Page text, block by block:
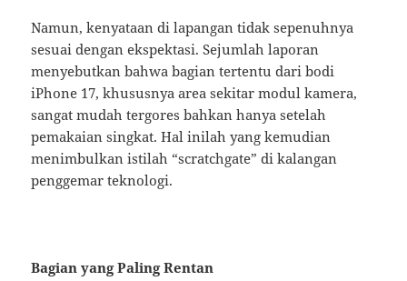
Namun, kenyataan di lapangan tidak sepenuhnya
sesuai dengan ekspektasi. Sejumlah laporan
menyebutkan bahwa bagian tertentu dari bodi
iPhone 17, khususnya area sekitar modul kamera,
sangat mudah tergores bahkan hanya setelah
pemakaian singkat. Hal inilah yang kemudian
menimbulkan istilah “scratchgate” di kalangan
penggemar teknologi.
Bagian yang Paling Rentan